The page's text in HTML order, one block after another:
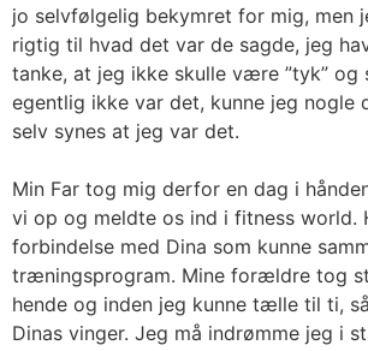
jo selvfølgelig bekymret for mig, men
rigtig til hvad det var de sagde, jeg
tanke, at jeg ikke skulle være ”tyk” og
egentlig ikke var det, kunne jeg nogle
selv synes at jeg var det.
Min Far tog mig derfor en dag i
vi op og meldte os ind i fitness world.
forbindelse med Dina som kunne
træningsprogram. Mine forældre tog
hende og inden jeg kunne tælle til ti,
Dinas vinger. Jeg må indrømme jeg i